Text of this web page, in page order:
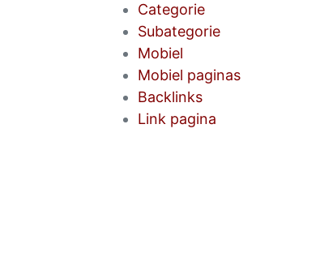
Categorie
Subategorie
Mobiel
Mobiel paginas
Backlinks
Link pagina